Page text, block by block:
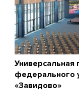
федерального
«Завидово»